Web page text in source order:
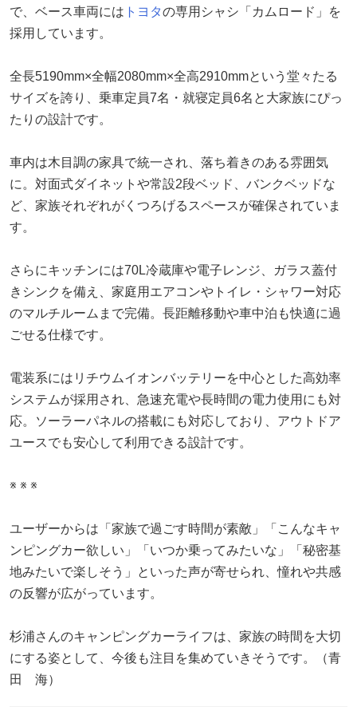
で、ベース車両には トヨタの専用シャシ「カムロード」を
採用しています。
全長5190mm×全幅2080mm×全高2910mmという堂々たる
サイズを誇り、乗車定員7名・就寝定員6名と大家族にぴっ
たりの設計です。
車内は木目調の家具で統一され、落ち着きのある雰囲気
に。対面式ダイネットや常設2段ベッド、バンクベッドな
ど、家族それぞれがくつろげるスペースが確保されていま
す。
さらにキッチンには70L冷蔵庫や電子レンジ、ガラス蓋付
きシンクを備え、家庭用エアコンやトイレ・シャワー対応
のマルチルームまで完備。長距離移動や車中泊も快適に過
ごせる仕様です。
電装系にはリチウムイオンバッテリーを中心とした高効率
システムが採用され、急速充電や長時間の電力使用にも対
応。ソーラーパネルの搭載にも対応しており、アウトドア
ユースでも安心して利用できる設計です。
※ ※ ※
ユーザーからは「家族で過ごす時間が素敵」「こんなキャ
ンピングカー欲しい」「いつか乗ってみたいな」「秘密基
地みたいで楽しそう」といった声が寄せられ、憧れや共感
の反響が広がっています。
杉浦さんのキャンピングカーライフは、家族の時間を大切
にする姿として、今後も注目を集めていきそうです。（青
田 海）